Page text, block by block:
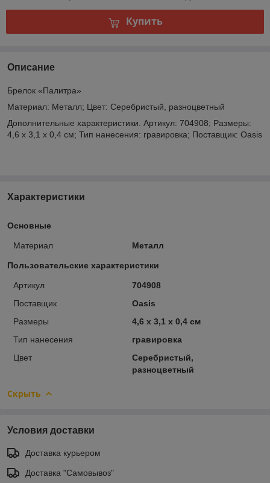
Купить
Описание
Брелок «Палитра»
Материал: Металл; Цвет: Серебристый, разноцветный
Дополнительные характеристики. Артикул: 704908; Размеры:
4,6 х 3,1 х 0,4 см; Тип нанесения: гравировка; Поставщик: Oasis
Характеристики
Основные
Материал Металл
Пользовательские характеристики
Артикул
704908
Поставщик
Oasis
Размеры
4,6 х 3,1 х 0,4 см
Тип нанесения
гравировка
Цвет
Серебристый,
разноцветный
Скрыть
Условия доставки
Доставка курьером
Доставка "Самовывоз"